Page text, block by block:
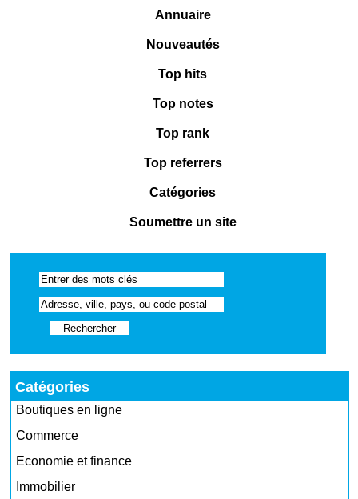
Annuaire
Nouveautés
Top hits
Top notes
Top rank
Top referrers
Catégories
Soumettre un site
Catégories
Boutiques en ligne
Commerce
Economie et finance
Immobilier